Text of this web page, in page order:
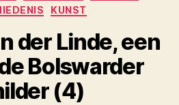
KUNST
der Linde, een
Bolswarder
(4)